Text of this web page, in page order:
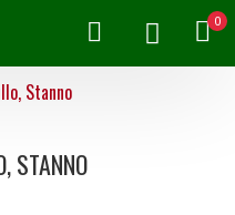
0
Stanno
STANNO